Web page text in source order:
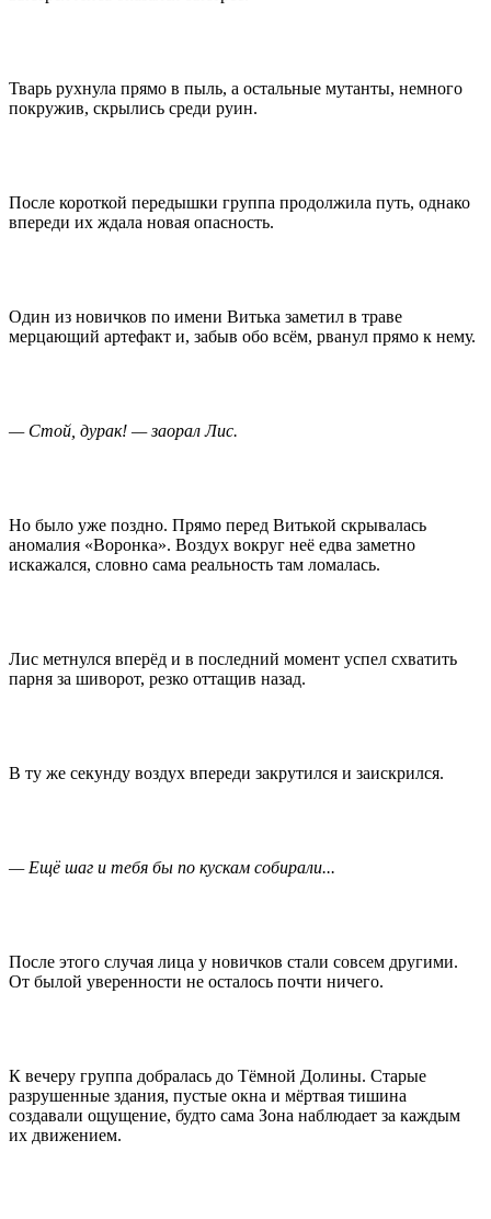
Тварь рухнула прямо в пыль, а остальные мутанты, немного
покружив, скрылись среди руин.
После короткой передышки группа продолжила путь, однако
впереди их ждала новая опасность.
Один из новичков по имени Витька заметил в траве
мерцающий артефакт и, забыв обо всём, рванул прямо к нему.
— Стой, дурак! — заорал Лис.
Но было уже поздно. Прямо перед Витькой скрывалась
аномалия «Воронка». Воздух вокруг неё едва заметно
искажался, словно сама реальность там ломалась.
Лис метнулся вперёд и в последний момент успел схватить
парня за шиворот, резко оттащив назад.
В ту же секунду воздух впереди закрутился и заискрился.
— Ещё шаг и тебя бы по кускам собирали...
После этого случая лица у новичков стали совсем другими.
От былой уверенности не осталось почти ничего.
К вечеру группа добралась до Тёмной Долины. Старые
разрушенные здания, пустые окна и мёртвая тишина
создавали ощущение, будто сама Зона наблюдает за каждым
их движением.